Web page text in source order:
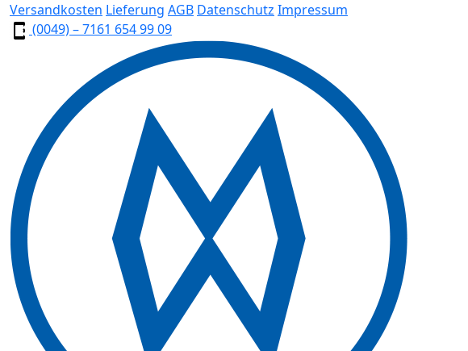
Versandkosten Lieferung AGB Datenschutz Impressum
(0049) – 7161 654 99 09